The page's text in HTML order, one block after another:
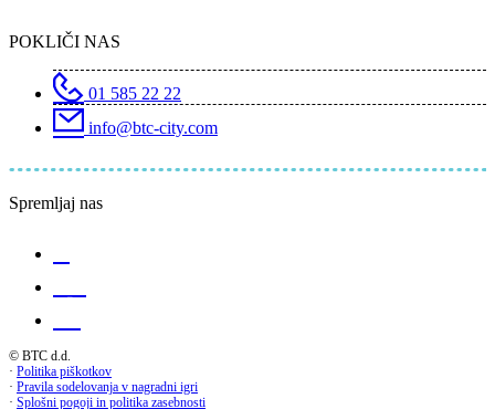
POKLIČI NAS
01 585 22 22
info@btc-city.com
Spremljaj nas
© BTC d.d.
· Politika piškotkov
· Pravila sodelovanja v nagradni igri
· Splošni pogoji in politika zasebnosti